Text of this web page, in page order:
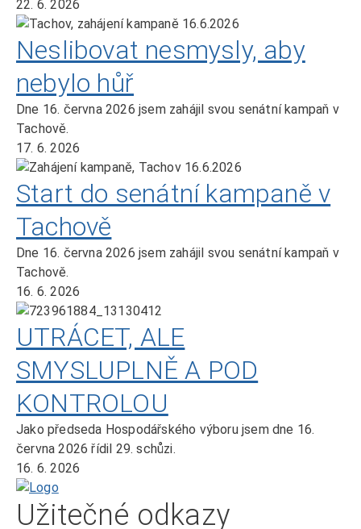
22. 6. 2026
Neslibovat nesmysly, aby
nebylo hůř
Dne 16. června 2026 jsem zahájil svou senátní kampaň v
Tachově.
17. 6. 2026
Start do senátní kampaně v
Tachově
Dne 16. června 2026 jsem zahájil svou senátní kampaň v
Tachově.
16. 6. 2026
UTRÁCET, ALE
SMYSLUPLNĚ A POD
KONTROLOU
Jako předseda Hospodářského výboru jsem dne 16.
června 2026 řídil 29. schůzi.
16. 6. 2026
Domů
Užitečné odkazy